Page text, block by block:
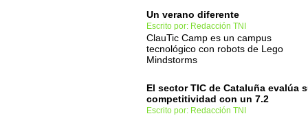
Un verano diferente
Escrito por: Redacción TNI
ClauTic Camp es un campus
tecnológico con robots de Lego
Mindstorms
El sector TIC de Cataluña evalúa
competitividad con un 7.2
Escrito por: Redacción TNI